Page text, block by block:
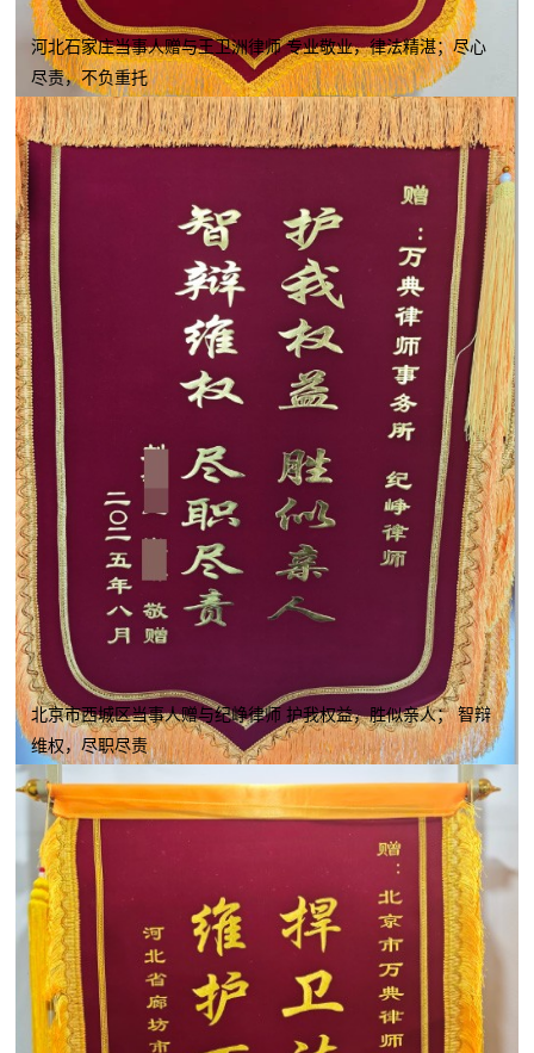
河北石家庄当事人赠与王卫洲律师 专业敬业，律法精湛；尽心
尽责，不负重托
北京市西城区当事人赠与纪峥律师 护我权益，胜似亲人； 智辩
维权，尽职尽责